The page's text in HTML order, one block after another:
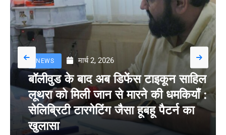
NEWS मार्च 2, 2026
बॉलीवुड के बाद अब डिफेंस टाइकून साहिल
लूथरा को मिली जान से मारने की धमकियाँ :
सेलिब्रिटी टारगेटिंग जैसा हूबहू पैटर्न का
खुलासा